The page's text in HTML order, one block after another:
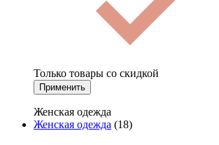
Только товары со скидкой
Применить
Женская одежда
Женская одежда (18)